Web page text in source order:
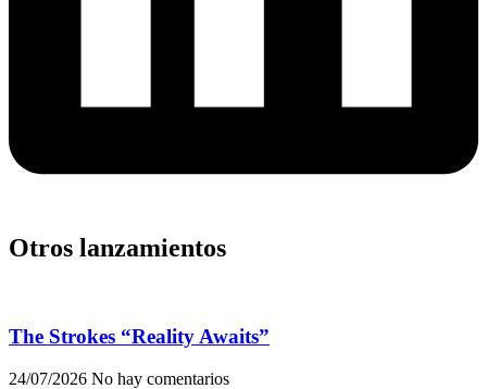
Otros lanzamientos
The Strokes “Reality Awaits”
24/07/2026 No hay comentarios